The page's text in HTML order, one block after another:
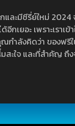
และมีซีรี่ย์ใหม่
ด้อีกเยอะ เพราะเร
กำลังคิดว่า ของฟ
สะใจ และที่สำคัญ